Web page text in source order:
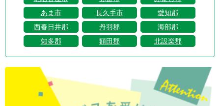
あま市
長久手市
愛知郡
西春日井郡
丹羽郡
海部郡
知多郡
額田郡 北設楽郡